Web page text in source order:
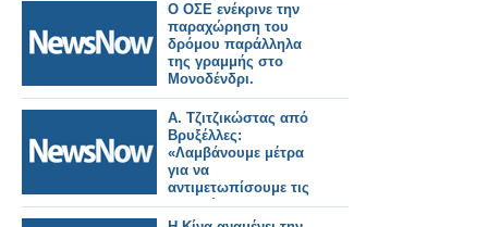
Ο ΟΣΕ ενέκρινε την
παραχώρηση του
δρόμου παράλληλα
της γραμμής στο
Μονοδένδρι.
Α. Τζιτζικώστας από
Βρυξέλλες:
«Λαμβάνουμε μέτρα
για να
αντιμετωπίσουμε τις
επιπτώσεις στον
τομέα των μεταφορών